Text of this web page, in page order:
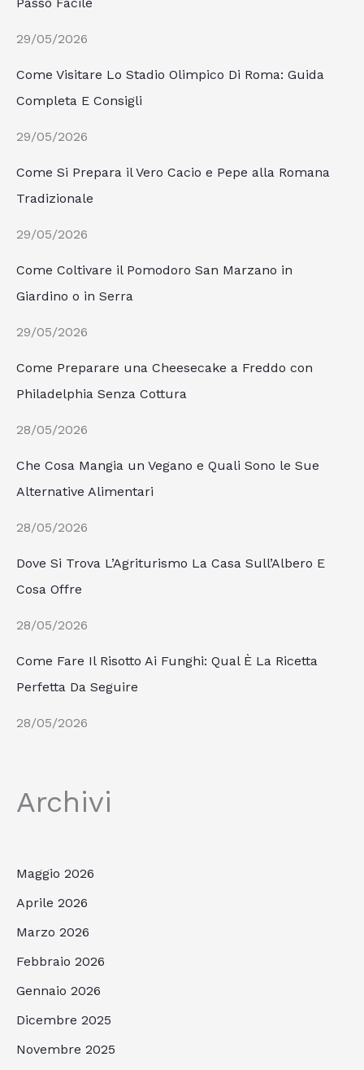
Passo Facile
29/05/2026
Come Visitare Lo Stadio Olimpico Di Roma: Guida
Completa E Consigli
29/05/2026
Come Si Prepara il Vero Cacio e Pepe alla Romana
Tradizionale
29/05/2026
Come Coltivare il Pomodoro San Marzano in
Giardino o in Serra
29/05/2026
Come Preparare una Cheesecake a Freddo con
Philadelphia Senza Cottura
28/05/2026
Che Cosa Mangia un Vegano e Quali Sono le Sue
Alternative Alimentari
28/05/2026
Dove Si Trova L’Agriturismo La Casa Sull’Albero E
Cosa Offre
28/05/2026
Come Fare Il Risotto Ai Funghi: Qual È La Ricetta
Perfetta Da Seguire
28/05/2026
Archivi
Maggio 2026
Aprile 2026
Marzo 2026
Febbraio 2026
Gennaio 2026
Dicembre 2025
Novembre 2025